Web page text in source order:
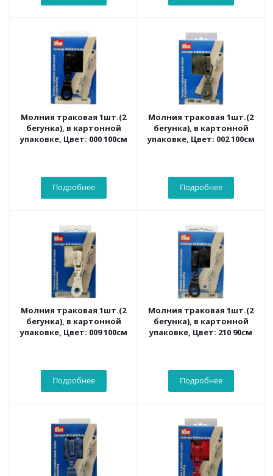
Молния траковая 1шт.(2
бегунка), в картонной
упаковке, Цвет: 000 100см
Подробнее
Молния траковая 1шт.(2
бегунка), в картонной
упаковке, Цвет: 002 100см
Подробнее
Молния траковая 1шт.(2
бегунка), в картонной
упаковке, Цвет: 009 100см
Подробнее
Молния траковая 1шт.(2
бегунка), в картонной
упаковке, Цвет: 210 90см
Подробнее